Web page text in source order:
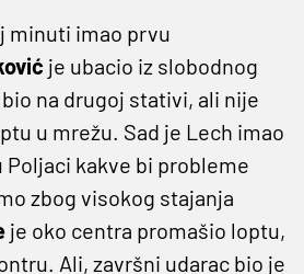
minuti imao prvu
je ubacio iz slobodnog
na drugoj stativi, ali nije
u mrežu. Sad je Lech imao
Poljaci kakve bi probleme
zbog visokog stajanja
je oko centra promašio loptu,
Ali, završni udarac bio je